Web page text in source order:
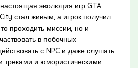
эволюция игр GTA.
стал живым, а игрок получил
проходить миссии, но и
в побочных
с NPC и даже слушать
треками и юмористическими